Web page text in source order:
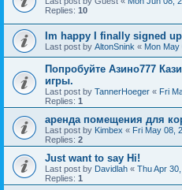
Replies: 10
Im happy I finally signed up
Last post by AltonSnink « Mon May
Попробуйте Азино777
игры.
Last post by TannerHoeger « Fri
Replies: 1
аренда помещения для
Last post by Kimbex « Fri May 08,
Replies: 2
Just want to say Hi!
Last post by Davidlah « Thu Apr
Replies: 1